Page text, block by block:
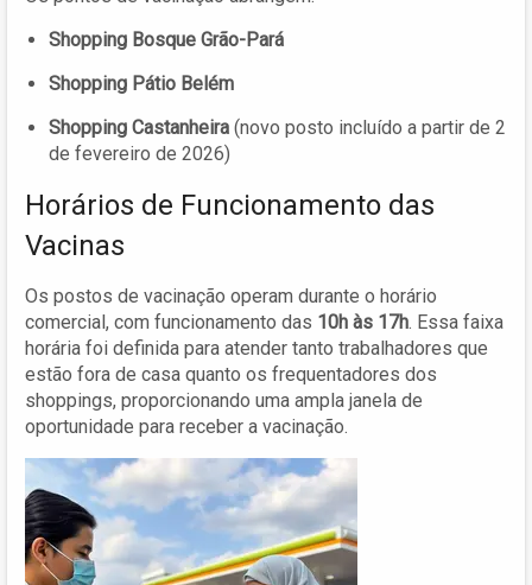
Shopping Bosque Grão-Pará
Shopping Pátio Belém
Shopping Castanheira (novo posto incluído a partir de 2
de fevereiro de 2026)
Horários de Funcionamento das
Vacinas
Os postos de vacinação operam durante o horário
comercial, com funcionamento das 10h às 17h. Essa faixa
horária foi definida para atender tanto trabalhadores que
estão fora de casa quanto os frequentadores dos
shoppings, proporcionando uma ampla janela de
oportunidade para receber a vacinação.